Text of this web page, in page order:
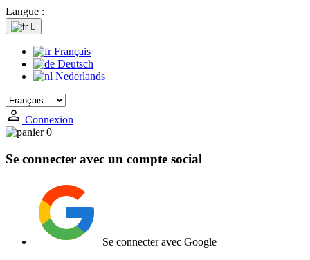
Langue :

Français
Deutsch
Nederlands
Connexion
0
Se connecter avec un compte social
Se connecter avec Google